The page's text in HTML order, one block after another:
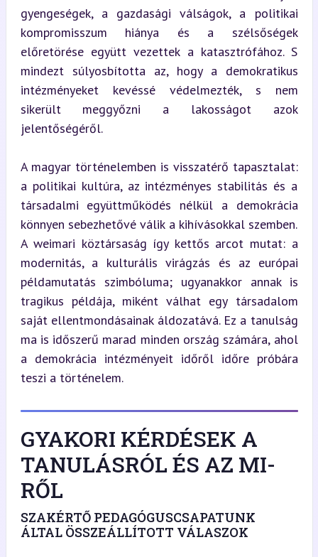
gyengeségek, a gazdasági válságok, a politikai
kompromisszum hiánya és a szélsőségek
előretörése együtt vezettek a katasztrófához. S
mindezt súlyosbította az, hogy a demokratikus
intézményeket kevéssé védelmezték, s nem
sikerült meggyőzni a lakosságot azok
jelentőségéről.
A magyar történelemben is visszatérő tapasztalat:
a politikai kultúra, az intézményes stabilitás és a
társadalmi együttműködés nélkül a demokrácia
könnyen sebezhetővé válik a kihívásokkal szemben.
A weimari köztársaság így kettős arcot mutat: a
modernitás, a kulturális virágzás és az európai
példamutatás szimbóluma; ugyanakkor annak is
tragikus példája, miként válhat egy társadalom
saját ellentmondásainak áldozatává. Ez a tanulság
ma is időszerű marad minden ország számára, ahol
a demokrácia intézményeit időről időre próbára
teszi a történelem.
GYAKORI KÉRDÉSEK A
TANULÁSRÓL ÉS AZ MI-
RŐL
SZAKÉRTŐ PEDAGÓGUSCSAPATUNK
ÁLTAL ÖSSZEÁLLÍTOTT VÁLASZOK